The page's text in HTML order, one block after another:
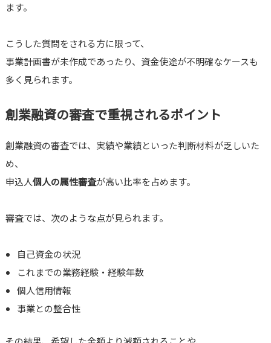
ます。
こうした質問をされる方に限って、
事業計画書が未作成であったり、資金使途が不明確なケースも
多く見られます。
創業融資の審査で重視されるポイント
創業融資の審査では、実績や業績といった判断材料が乏しいた
め、
申込人個人の属性審査が高い比率を占めます。
審査では、次のような点が見られます。
自己資金の状況
これまでの業務経験・経験年数
個人信用情報
事業との整合性